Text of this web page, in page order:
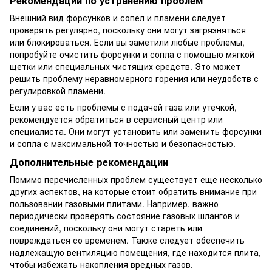
Внешний вид форсунков и сопел и пламени следует
проверять регулярно, поскольку они могут загрязняться
или блокироваться. Если вы заметили любые проблемы,
попробуйте очистить форсунки и сопла с помощью мягкой
щетки или специальных чистящих средств. Это может
решить проблему неравномерного горения или неудобств с
регулировкой пламени.
Если у вас есть проблемы с подачей газа или утечкой,
рекомендуется обратиться в сервисный центр или
специалиста. Они могут установить или заменить форсунки
и сопла с максимальной точностью и безопасностью.
Дополнительные рекомендации
Помимо перечисленных проблем существует еще несколько
других аспектов, на которые стоит обратить внимание при
пользовании газовыми плитами. Например, важно
периодически проверять состояние газовых шлангов и
соединений, поскольку они могут стареть или
повреждаться со временем. Также следует обеспечить
надлежащую вентиляцию помещения, где находится плита,
чтобы избежать накопления вредных газов.